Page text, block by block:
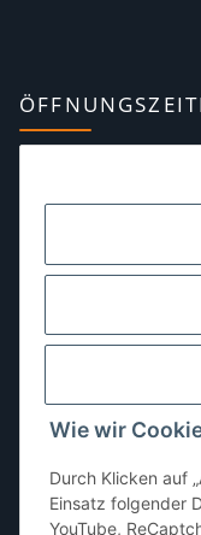
Wie wir
Durch Klicken auf
Einsatz folgender
YouTube,
10:00–13:00,
Dienstag:
Freitag:10:00–13:00,
Sonntag: geschlossen